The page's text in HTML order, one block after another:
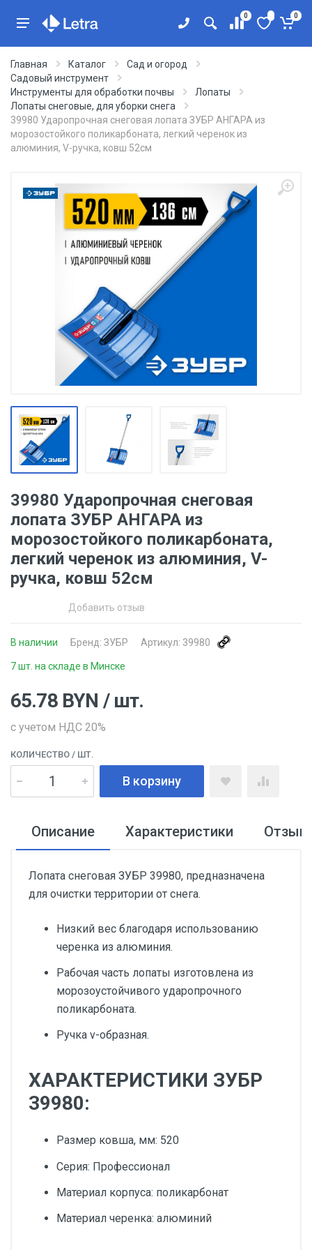
0 0
Главная Каталог
Сад и огород
Садовый инструмент
Инструменты для обработки почвы
Лопаты
Лопаты снеговые, для уборки снега
39980 Ударопрочная снеговая лопата ЗУБР АНГАРА из
морозостойкого поликарбоната, легкий черенок из
алюминия, V-ручка, ковш 52см
39980 Ударопрочная снеговая
лопата ЗУБР АНГАРА из
морозостойкого поликарбоната,
легкий черенок из алюминия, V-
ручка, ковш 52см
Добавить отзыв
В наличии Бренд: ЗУБР Артикул: 39980
7 шт. на складе в Минске
65.78 BYN / шт.
с учетом НДС 20%
КОЛИЧЕСТВО / ШТ.
В корзину
Описание Характеристики
Лопата снеговая ЗУБР 39980, предназначена
для очистки территории от снега.
Низкий вес благодаря использованию
черенка из алюминия.
Рабочая часть лопаты изготовлена из
морозоустойчивого ударопрочного
поликарбоната.
Ручка v-образная.
ХАРАКТЕРИСТИКИ ЗУБР
39980:
Размер ковша, мм: 520
Серия: Профессионал
Материал корпуса: поликарбонат
Материал черенка: алюминий